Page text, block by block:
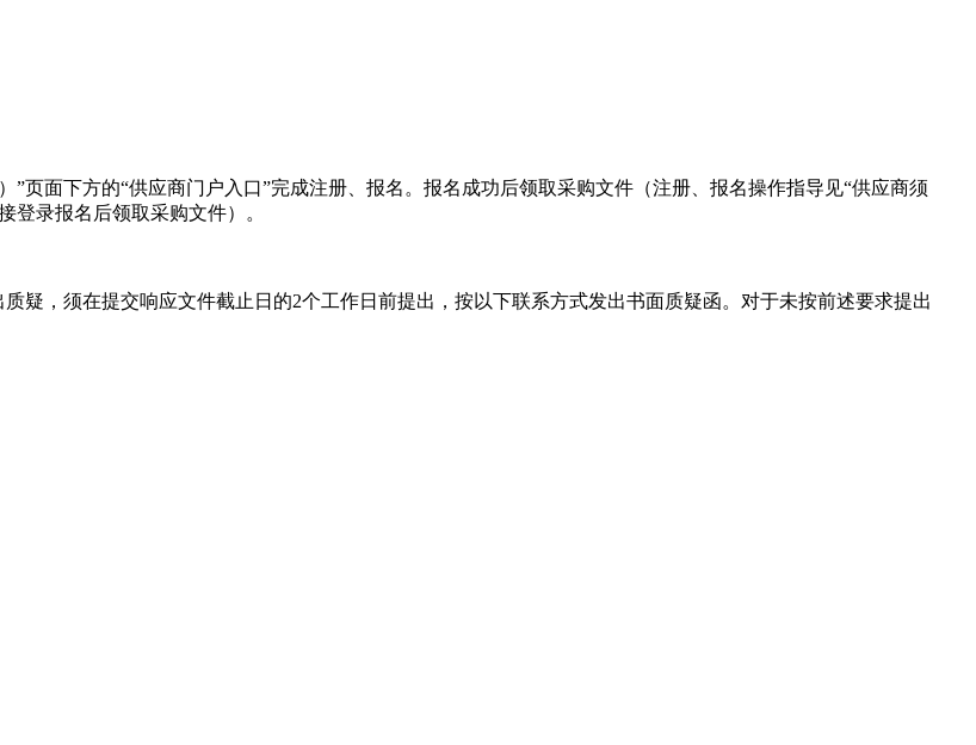
”页面下方的“供应商门户入口”完成注册、报名。报名成功后领取采购文件（注册、报名操作指导见“供应商须
登录报名后领取采购文件）。
疑，须在提交响应文件截止日的2个工作日前提出，按以下联系方式发出书面质疑函。对于未按前述要求提出